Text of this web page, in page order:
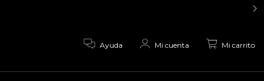
Ayuda Mi cuenta Mi carrito